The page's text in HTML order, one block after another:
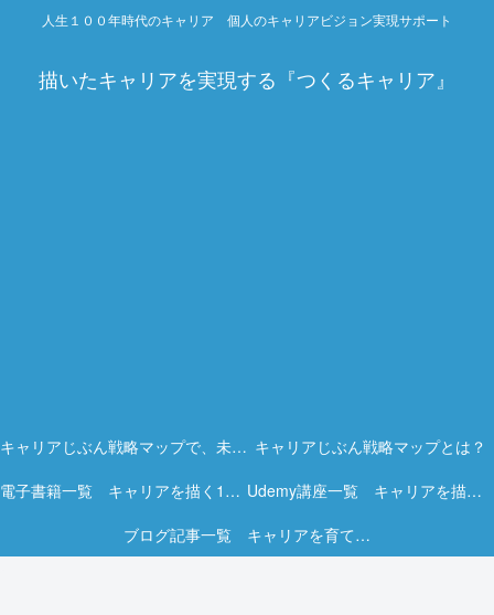
人生１００年時代のキャリア 個人のキャリアビジョン実現サポート
描いたキャリアを実現する『つくるキャリア』
キャリアじぶん戦略マップで、未来を描く力を。 キャリアじぶん戦略マップとは？
電子書籍一覧 キャリアを描く15冊の実践ガイド
Udemy講座一覧 キャリアを描く実践オンライン講座
ブログ記事一覧 キャリアを育てる実践ヒント集